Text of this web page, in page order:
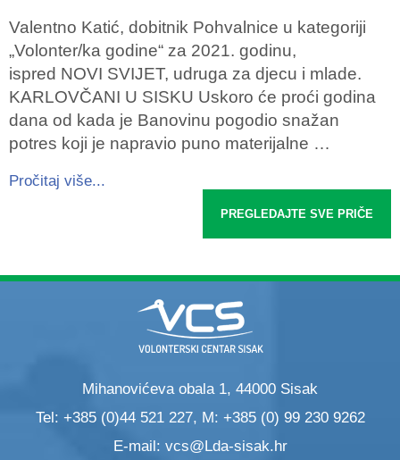
Valentno Katić, dobitnik Pohvalnice u kategoriji
„Volonter/ka godine“ za 2021. godinu,
ispred NOVI SVIJET, udruga za djecu i mlade.
KARLOVČANI U SISKU Uskoro će proći godina
dana od kada je Banovinu pogodio snažan
potres koji je napravio puno materijalne …
Pročitaj više...
PREGLEDAJTE SVE PRIČE
Mihanovićeva obala 1, 44000 Sisak
Tel: +385 (0)44 521 227, M: +385 (0) 99 230 9262
E-mail: vcs@Lda-sisak.hr